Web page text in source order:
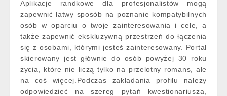
Aplikacje randkowe dla profesjonalistów mogą
zapewnić łatwy sposób na poznanie kompatybilnych
osób w oparciu o twoje zainteresowania i cele, a
także zapewnić ekskluzywną przestrzeń do łączenia
się z osobami, którymi jesteś zainteresowany. Portal
skierowany jest głównie do osób powyżej 30 roku
życia, które nie liczą tylko na przelotny romans, ale
na coś więcej.Podczas zakładania profilu należy
odpowiedzieć na szereg pytań kwestionariusza,